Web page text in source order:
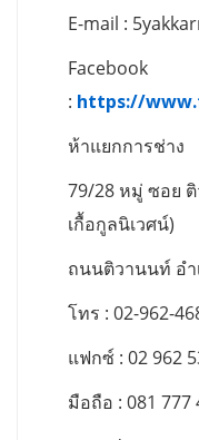
E-mail :
Facebook
: https://
ห้าแยกการช่าง
79/28 หมู่ ซอย
เกื้อกูลนิเวศน์)
ถนนติวานนท์ อำ
โทร : 02-962-
แฟกซ์ : 02 962
มือถือ : 081 777